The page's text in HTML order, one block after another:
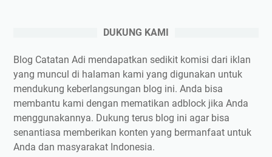
DUKUNG KAMI
Blog Catatan Adi mendapatkan sedikit komisi dari iklan
yang muncul di halaman kami yang digunakan untuk
mendukung keberlangsungan blog ini. Anda bisa
membantu kami dengan mematikan adblock jika Anda
menggunakannya. Dukung terus blog ini agar bisa
senantiasa memberikan konten yang bermanfaat untuk
Anda dan masyarakat Indonesia.